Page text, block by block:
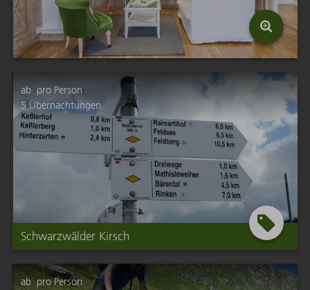
Schwarzwälder Kirsch
ab pro Person
5 Übernachtungen
ab pro Person